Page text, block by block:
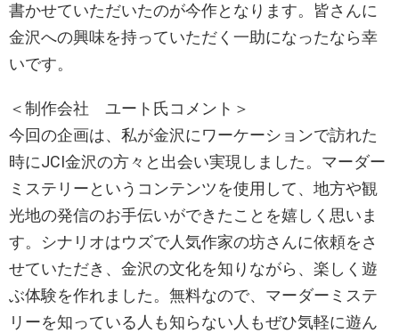
書かせていただいたのが今作となります。皆さんに
金沢への興味を持っていただく一助になったなら幸
いです。
＜制作会社 ユート氏コメント＞
今回の企画は、私が金沢にワーケーションで訪れた
時にJCI金沢の方々と出会い実現しました。マーダー
ミステリーというコンテンツを使用して、地方や観
光地の発信のお手伝いができたことを嬉しく思いま
す。シナリオはウズで人気作家の坊さんに依頼をさ
せていただき、金沢の文化を知りながら、楽しく遊
ぶ体験を作れました。無料なので、マーダーミステ
リーを知っている人も知らない人もぜひ気軽に遊ん